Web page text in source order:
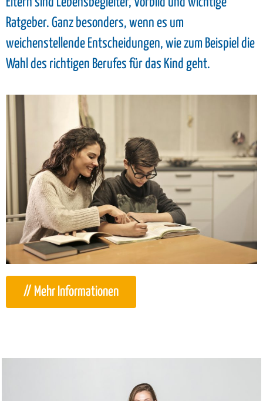
Ratgeber. Ganz besonders, wenn es um
weichenstellende Entscheidungen, wie zum Beispiel die
Wahl des richtigen Berufes für das Kind geht.
// Mehr Informationen